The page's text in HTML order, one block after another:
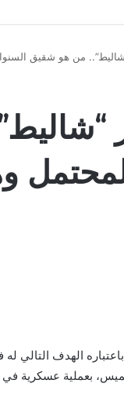
من هو شقيق
الهدف التالي
بعملية عسكرية